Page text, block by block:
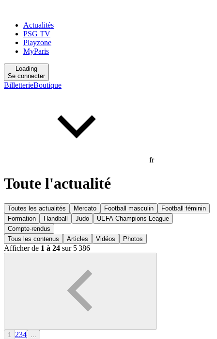
Actualités
PSG TV
Playzone
MyParis
Loading
Se connecter
BilletterieBoutique
fr
Toute l'actualité
Toutes les actualités Mercato Football masculin
Football féminin
Formation
Handball Judo
UEFA Champions League
Compte-rendus
Tous les contenus
Articles Vidéos Photos
Afficher de 1 à 24 sur 5 386
1 234